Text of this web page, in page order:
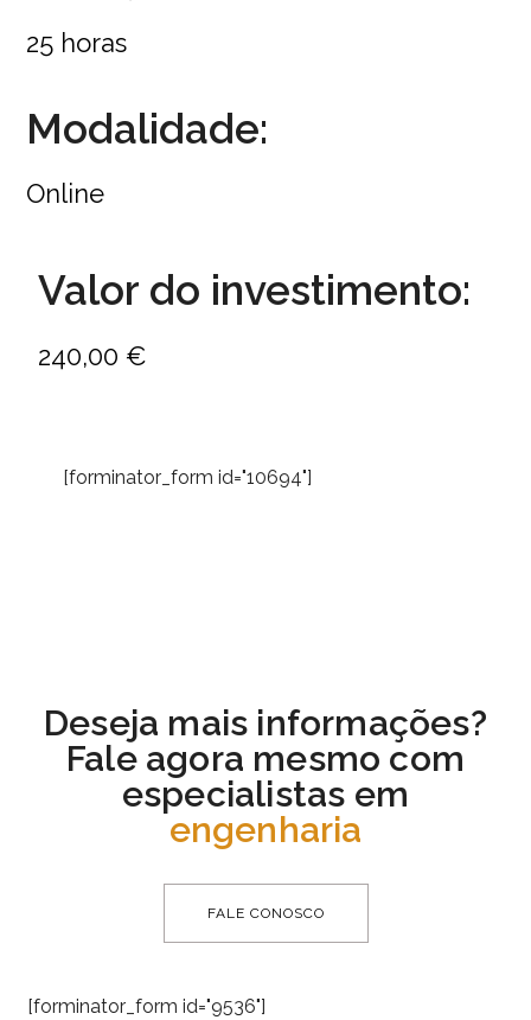
25 horas
Modalidade:
Online
Valor do investimento:
240,00 €
[forminator_form id="10694"]
Deseja mais informações?
Fale agora mesmo com
especialistas em
engenharia
FALE CONOSCO
[forminator_form id="9536"]